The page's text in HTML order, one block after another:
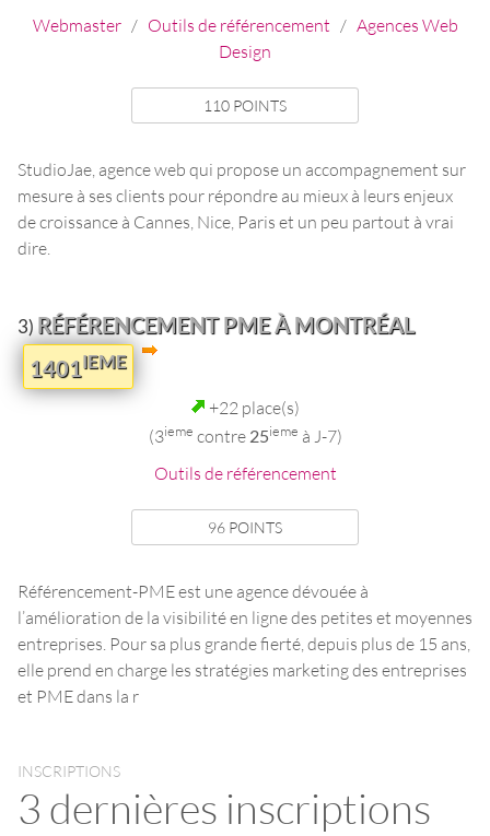
Webmaster/ Outils de référencement / Agences Web
Design
110 POINTS
StudioJae, agence web qui propose un accompagnement sur
mesure à ses clients pour répondre au mieux à leurs enjeux
de croissance à Cannes, Nice, Paris et un peu partout à vrai
dire.
3) RÉFÉRENCEMENT PME À MONTRÉAL
1401IEME
+22 place(s)
(3ieme contre 25ieme à J-7)
Outils de référencement
96 POINTS
Référencement-PME est une agence dévouée à
l’amélioration de la visibilité en ligne des petites et moyennes
entreprises. Pour sa plus grande fierté, depuis plus de 15 ans,
elle prend en charge les stratégies marketing des entreprises
et PME dans la r
INSCRIPTIONS
3 dernières inscriptions